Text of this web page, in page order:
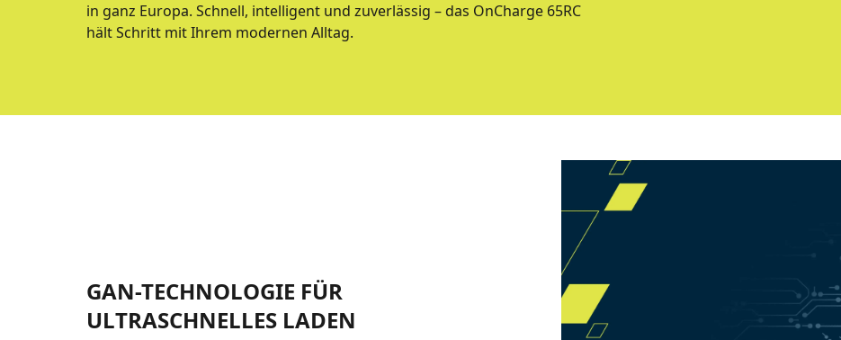
in ganz Europa. Schnell, intelligent und zuverlässig – das OnCharge 65RC
hält Schritt mit Ihrem modernen Alltag.
GAN-TECHNOLOGIE FÜR
ULTRASCHNELLES LADEN